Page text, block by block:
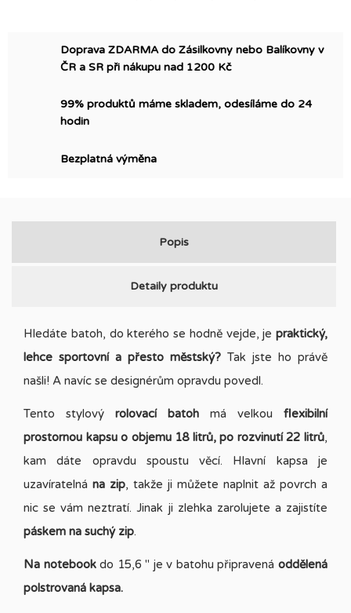
Doprava ZDARMA do Zásilkovny nebo Balíkovny v
ČR a SR při nákupu nad 1200 Kč
99% produktů máme skladem, odesíláme do 24
hodin
Bezplatná výměna
Popis
Detaily produktu
Hledáte batoh, do kterého se hodně vejde, je praktický,
lehce sportovní a přesto městský? Tak jste ho právě
našli! A navíc se designérům opravdu povedl.
Tento stylový rolovací batoh má velkou flexibilní
prostornou kapsu o objemu 18 litrů, po rozvinutí 22 litrů,
kam dáte opravdu spoustu věcí. Hlavní kapsa je
uzavíratelná na zip, takže ji můžete naplnit až povrch a
nic se vám neztratí. Jinak ji zlehka zarolujete a zajistíte
páskem na suchý zip.
Na notebookdo 15,6 " je v batohu připravená oddělená
polstrovaná kapsa.